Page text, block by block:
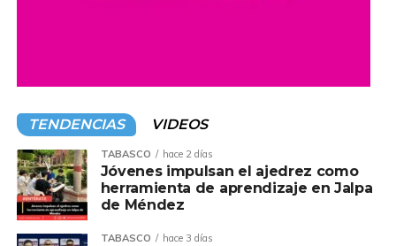
TENDENCIAS VIDEOS
TABASCO hace 2 días
Jóvenes impulsan el ajedrez como
herramienta de aprendizaje en Jalpa
de Méndez
TABASCO hace 3 días